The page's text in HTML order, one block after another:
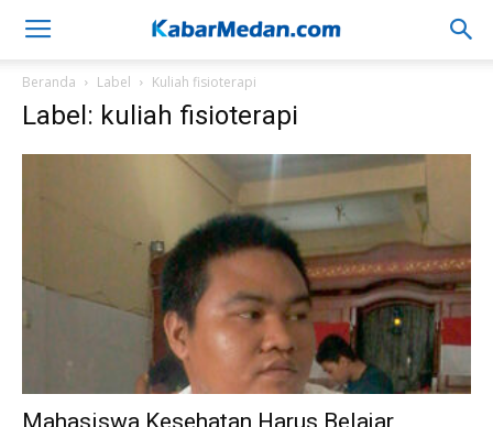
Beranda Label Kuliah fisioterapi
Label: kuliah fisioterapi
Mahasiswa Kesehatan Harus Belajar